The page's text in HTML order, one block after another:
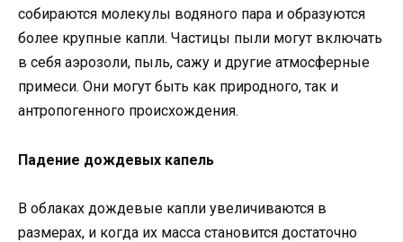
собираются молекулы водяного пара и образуются
более крупные капли. Частицы пыли могут включать
в себя аэрозоли, пыль, сажу и другие атмосферные
примеси. Они могут быть как природного, так и
антропогенного происхождения.
Падение дождевых капель
В облаках дождевые капли увеличиваются в
размерах, и когда их масса становится достаточно